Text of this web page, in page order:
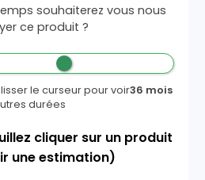
souhaiterez vous nous
ce produit ?
le curseur pour voir
durées
36 mois
cliquer sur un produit
une estimation)